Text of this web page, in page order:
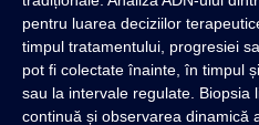
pentru luarea deciziilor
timpul tratamentului, progresiei
pot fi colectate înainte, în timpul
sau la intervale regulate. Biopsia
continuă și observarea dinamică